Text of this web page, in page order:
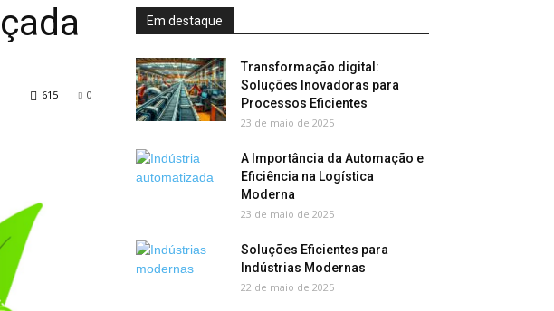
0
615
Em destaque
Transformação digital:
Soluções Inovadoras para
Processos Eficientes
23 de maio de 2025
A Importância da Automação e
Eficiência na Logística
Moderna
23 de maio de 2025
Soluções Eficientes para
Indústrias Modernas
22 de maio de 2025